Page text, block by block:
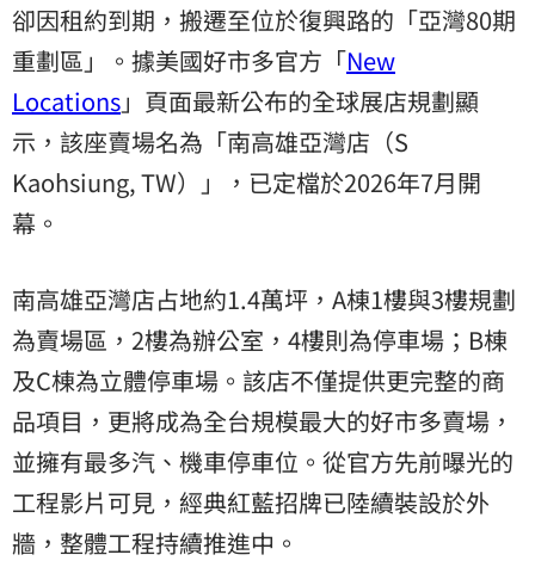
卻因租約到期，搬遷至位於復興路的「亞灣80期
重劃區」。據美國好市多官方「New
Locations」頁面最新公布的全球展店規劃顯
示，該座賣場名為「南高雄亞灣店（S
Kaohsiung, TW）」，已定檔於2026年7月開
幕。
南高雄亞灣店占地約1.4萬坪，A棟1樓與3樓規劃
為賣場區，2樓為辦公室，4樓則為停車場；B棟
及C棟為立體停車場。該店不僅提供更完整的商
品項目，更將成為全台規模最大的好市多賣場，
並擁有最多汽、機車停車位。從官方先前曝光的
工程影片可見，經典紅藍招牌已陸續裝設於外
牆，整體工程持續推進中。